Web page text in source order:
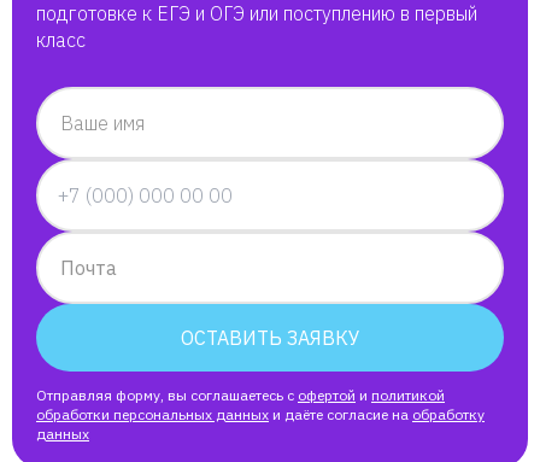
подготовке к ЕГЭ и ОГЭ или поступлению в первый
класс
Ваше имя
Почта
ОСТАВИТЬ ЗАЯВКУ
Отправляя форму, вы соглашаетесь с офертой и политикой
обработки персональных данных и даёте согласие на обработку
данных